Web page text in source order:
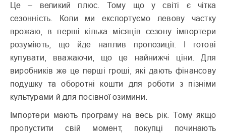
Це – великий плюс. Тому що у світі є чітка
сезонність. Коли ми експортуємо левову частку
врожаю, в перші кілька місяців сезону імпортери
розуміють, що йде наплив пропозиції. І готові
купувати, вважаючи, що це найнижчі ціни. Для
виробників же це перші гроші, які дають фінансову
подушку та оборотні кошти для роботи з пізніми
культурами й для посівної озимини.
Імпортери мають програму на весь рік. Тому якщо
пропустити свій момент, покупці починають